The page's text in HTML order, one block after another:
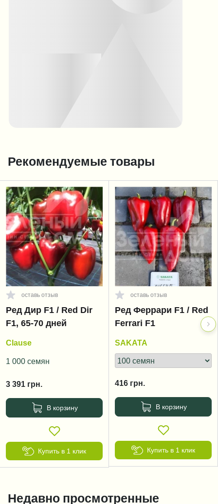
Рекомендуемые товары
оставь отзыв
Ред Дир F1 / Red Dir
F1, 65-70 дней
Clause
1 000 семян
3 391 грн.
В корзину
Купить в 1 клик
оставь отзыв
Ред Феррари F1 / Red
Ferrari F1
SAKATA
416 грн.
В корзину
Купить в 1 клик
Недавно просмотренные